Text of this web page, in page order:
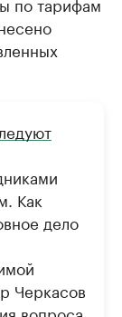
Как
дело
Черкасов
вопроса